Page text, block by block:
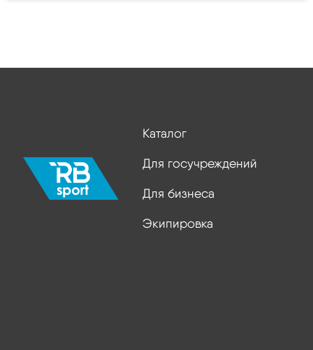
Каталог
Для госучреждений
Для бизнеса
Экипировка